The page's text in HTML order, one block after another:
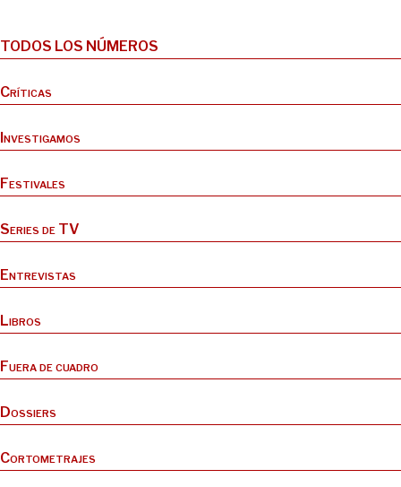
TODOS LOS NÚMEROS
Críticas
Investigamos
Festivales
Series de TV
Entrevistas
Libros
Fuera de cuadro
Dossiers
Cortometrajes